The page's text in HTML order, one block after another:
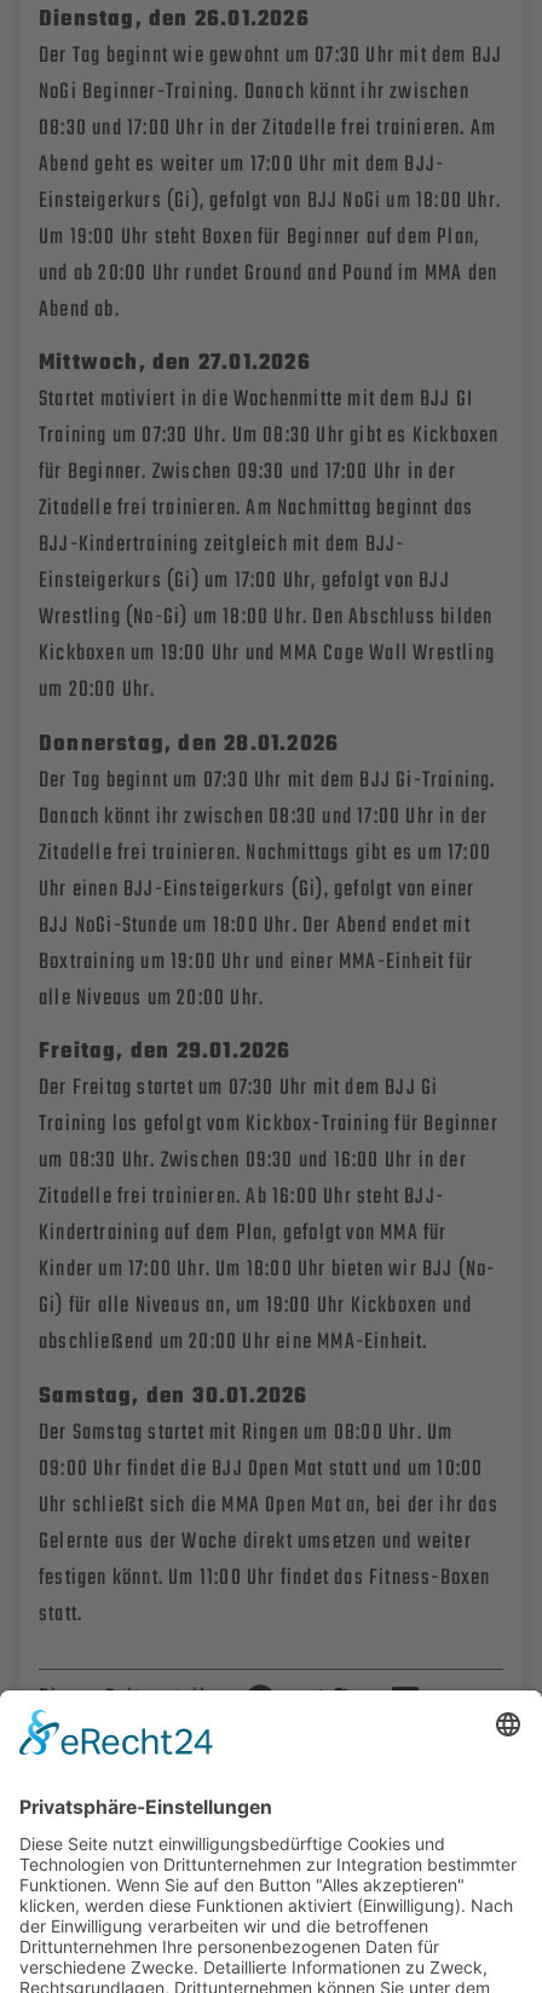
Dienstag, den 26.01.2026
Der Tag beginnt wie gewohnt um 07:30 Uhr mit dem BJJ
NoGi Beginner-Training. Danach könnt ihr zwischen
08:30 und 17:00 Uhr in der Zitadelle frei trainieren. Am
Abend geht es weiter um 17:00 Uhr mit dem BJJ-
Einsteigerkurs (Gi), gefolgt von BJJ NoGi um 18:00 Uhr.
Um 19:00 Uhr steht Boxen für Beginner auf dem Plan,
und ab 20:00 Uhr rundet Ground and Pound im MMA den
Abend ab.
Mittwoch, den 27.01.2026
Startet motiviert in die Wochenmitte mit dem BJJ GI
Training um 07:30 Uhr. Um 08:30 Uhr gibt es Kickboxen
für Beginner. Zwischen 09:30 und 17:00 Uhr in der
Zitadelle frei trainieren. Am Nachmittag beginnt das
BJJ-Kindertraining zeitgleich mit dem BJJ-
Einsteigerkurs (Gi) um 17:00 Uhr, gefolgt von BJJ
Wrestling (No-Gi) um 18:00 Uhr. Den Abschluss bilden
Kickboxen um 19:00 Uhr und MMA Cage Wall Wrestling
um 20:00 Uhr.
Donnerstag, den 28.01.2026
Der Tag beginnt um 07:30 Uhr mit dem BJJ Gi-Training.
Danach könnt ihr zwischen 08:30 und 17:00 Uhr in der
Zitadelle frei trainieren. Nachmittags gibt es um 17:00
Uhr einen BJJ-Einsteigerkurs (Gi), gefolgt von einer
BJJ NoGi-Stunde um 18:00 Uhr. Der Abend endet mit
Boxtraining um 19:00 Uhr und einer MMA-Einheit für
alle Niveaus um 20:00 Uhr.
Freitag, den 29.01.2026
Der Freitag startet um 07:30 Uhr mit dem BJJ Gi
Training los gefolgt vom Kickbox-Training für Beginner
um 08:30 Uhr. Zwischen 09:30 und 16:00 Uhr in der
Zitadelle frei trainieren. Ab 16:00 Uhr steht BJJ-
Kindertraining auf dem Plan, gefolgt von MMA für
Kinder um 17:00 Uhr. Um 18:00 Uhr bieten wir BJJ (No-
Gi) für alle Niveaus an, um 19:00 Uhr Kickboxen und
abschließend um 20:00 Uhr eine MMA-Einheit.
Samstag, den 30.01.2026
Der Samstag startet mit Ringen um 08:00 Uhr. Um
09:00 Uhr findet die BJJ Open Mat statt und um 10:00
Uhr schließt sich die MMA Open Mat an, bei der ihr das
Gelernte aus der Woche direkt umsetzen und weiter
festigen könnt. Um 11:00 Uhr findet das Fitness-Boxen
statt.
Diesen Beitrag teilen:
Empfehlungen: